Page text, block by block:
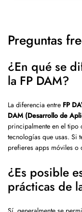
Preguntas
¿En qué se
la FP DAM?
La diferencia entre FP
DAM (Desarrollo de
principalmente en el tipo
tecnologías que usas. Si
prefieres apps móviles
¿Es posible
prácticas de